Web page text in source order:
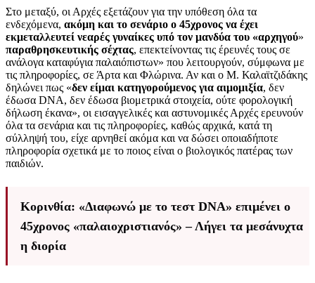
Στο μεταξύ, οι Αρχές εξετάζουν για την υπόθεση όλα τα
ενδεχόμενα, ακόμη και το σενάριο ο 45χρονος να έχει
εκμεταλλευτεί νεαρές γυναίκες υπό τον μανδύα του «αρχηγού»
παραθρησκευτικής σέχτας, επεκτείνοντας τις έρευνές τους σε
ανάλογα καταφύγια παλαιόπιστων» που λειτουργούν, σύμφωνα με
τις πληροφορίες, σε Άρτα και Φλώρινα. Αν και ο Μ. Καλαϊτζιδάκης
δηλώνει πως «δεν είμαι κατηγορούμενος για αιμομιξία, δεν
έδωσα DNA, δεν έδωσα βιομετρικά στοιχεία, ούτε φορολογική
δήλωση έκανα», οι εισαγγελικές και αστυνομικές Αρχές ερευνούν
όλα τα σενάρια και τις πληροφορίες, καθώς αρχικά, κατά τη
σύλληψή του, είχε αρνηθεί ακόμα και να δώσει οποιαδήποτε
πληροφορία σχετικά με το ποιος είναι ο βιολογικός πατέρας των
παιδιών.
Κορινθία: «Διαφωνώ με το τεστ DNA» επιμένει ο
45χρονος «παλαιοχριστιανός» – Λήγει τα μεσάνυχτα
η διορία